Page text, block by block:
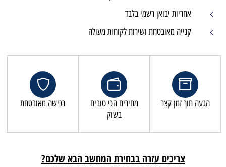
אחריות יבואן רשמי בלבד
קנייה מאובטחת ושירות לקוחות מעולה
הגעה תוך זמן קצר
מחירים הכי טובים
בשוק
רכישה מאובטחת
צריכים עזרה בבחירת המחשב הבא שלכם?